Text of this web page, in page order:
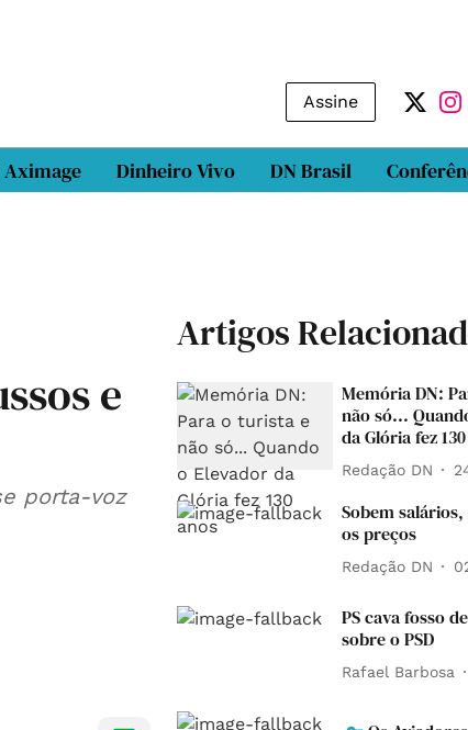
Assine
Dinheiro Vivo DN Brasil
e
porta-voz
Artigos
Memória DN:
não só...
da Glória fez
Redação DN
Sobem
os preços
Redação DN
PS cava fosso
sobre o PSD
Rafael Barbosa